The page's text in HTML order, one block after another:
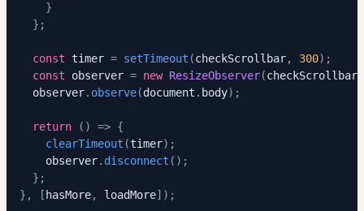
}
} ;
const timer = setTimeout (checkScrollbar, 300) ;
const observer = new ResizeObserver(checkScrollbar
  observer
. observe(document . body) ;
return ( ) => {
clearTimeout (timer) ;
    observer
. disconnect ( ) ;
} ;
} , [ hasMore, loadMore] ) ;